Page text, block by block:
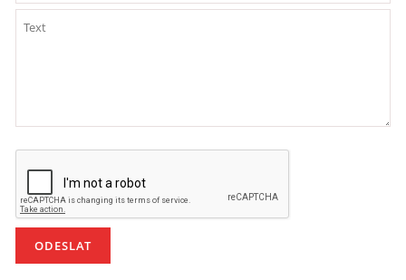
BÁSNĚ K TÉMATU JARO
PÍSNĚ K TÉMATU LÉTO
BÁSNĚ K TÉMATU LÉTO